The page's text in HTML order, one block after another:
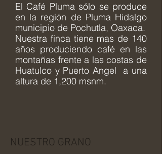
El Café Pluma sólo se produce
en la región de Pluma Hidalgo
municipio de Pochutla, Oaxaca.
Nuestra finca tiene mas de 140
años produciendo café en las
montañas frente a las costas de
Huatulco y Puerto Angel a una
altura de 1,200 msnm.
NUESTRO GRANO